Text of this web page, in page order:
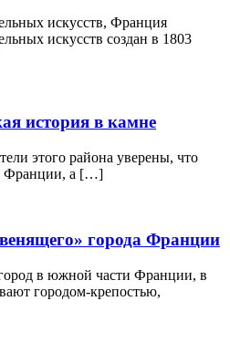
искусств, Франция
искусств создан в 1803
история в камне
этого района уверены, что
Франции, а […]
города Франции
в южной части Франции, в
городом-крепостью,